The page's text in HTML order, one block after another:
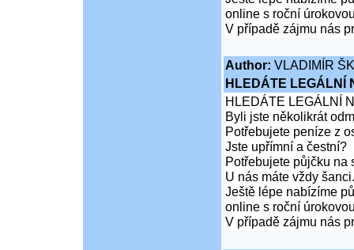
online s roční
V případě zájmu nás
Author: VLADIMÍR
HLEDÁTE LEGÁLNÍ
HLEDÁTE LEGÁLNÍ
Byli jste několikrát
Potřebujete peníze z
Jste upřímní a čestní?
Potřebujete půjčku na
U nás máte vždy šanci.
Ještě lépe nabízíme
online s roční
V případě zájmu nás